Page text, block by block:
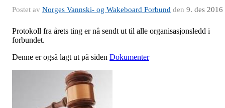
Postet av Norges Vannski- og Wakeboard Forbund den 9. des 2016
Protokoll fra årets ting er nå sendt ut til alle organisasjonsledd i
forbundet.
Denne er også lagt ut på siden Dokumenter